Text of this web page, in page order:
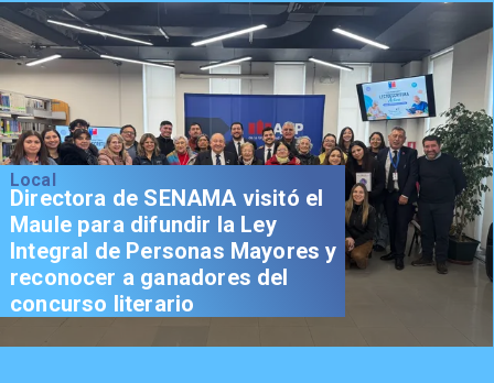
Local
Directora de SENAMA visitó el
Maule para difundir la Ley
Integral de Personas Mayores y
reconocer a ganadores del
concurso literario